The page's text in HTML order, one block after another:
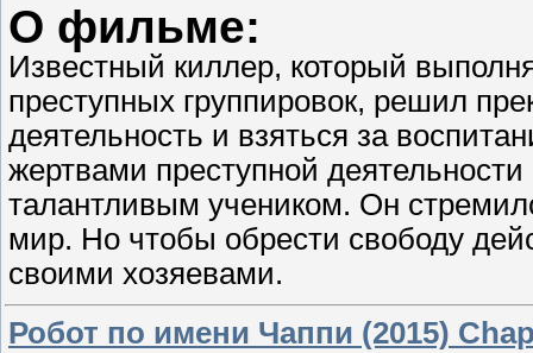
О фильме:
Известный киллер, который
преступных группировок, решил
деятельность и взяться за
жертвами преступной
талантливым учеником. Он
мир. Но чтобы обрести свободу
своими хозяевами.
Робот по имени Чаппи (2015)